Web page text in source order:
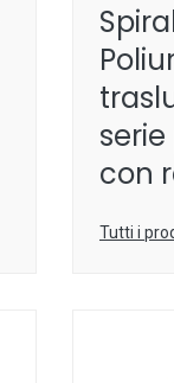
con
Tutti i